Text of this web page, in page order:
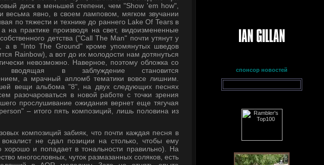
диск в меньшей степени, чем "Show 'em how",
весьма явно, в своем ламповом, мягком звучании
по тяжести и технике до раннего Lake Of Tears в
на практике производя на свет, видоизмененные
детства ("Call The Man" почти утянут у
а в "Into The Ground" кроме упомянутых шведов
Rainbow), а вот до их молодости нам дотянуться
невозможно. Наверное, поэтому обложка со
вводящая в заблуждение становится
а мрачный апломб тематики вовсе лишним.
вещи альбома "8", на двух следующих песнях
разочароваться в новой работе с точки зрения
прослушивание ожидания вернет еще тягучая
– итого пять композиций, лишь половина из
композиций забияк, что почти каждая песня в
не сдал позиции на столько, чтобы ему
и попадает в тональности правильно). На
многословных, чуток размазанных соляков, есть
спонсор новостей